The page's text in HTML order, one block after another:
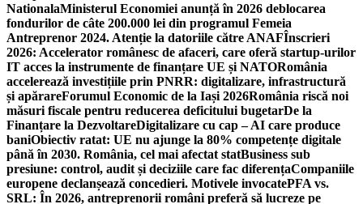
NationalaMinisterul Economiei anunță în 2026 deblocarea
fondurilor de câte 200.000 lei din programul Femeia
Antreprenor 2024. Atenție la datoriile către ANAFÎnscrieri
2026: Accelerator românesc de afaceri, care oferă startup-urilor
IT acces la instrumente de finanțare UE și NATORomânia
accelerează investițiile prin PNRR: digitalizare, infrastructură
și apărareForumul Economic de la Iași 2026România riscă noi
măsuri fiscale pentru reducerea deficitului bugetarDe la
Finanțare la DezvoltareDigitalizare cu cap – AI care produce
baniObiectiv ratat: UE nu ajunge la 80% competențe digitale
până în 2030. România, cel mai afectat statBusiness sub
presiune: control, audit și deciziile care fac diferențaCompaniile
europene declanșează concedieri. Motivele invocatePFA vs.
SRL: În 2026, antreprenorii români preferă să lucreze pe